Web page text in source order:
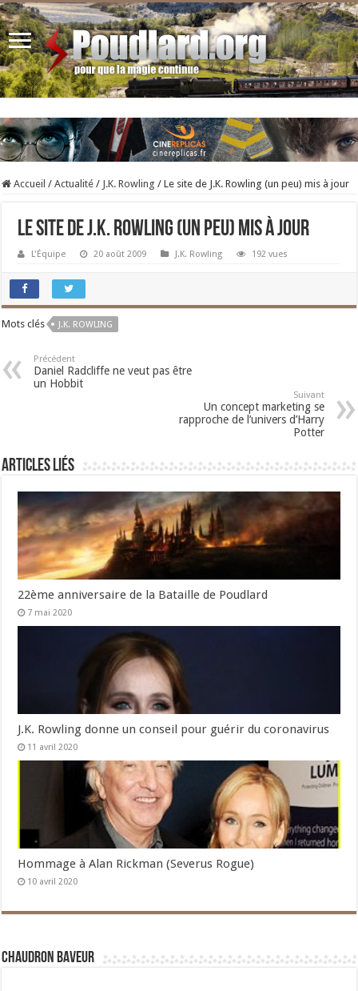
Accueil / Actualité / J.K. Rowling / Le site de J.K. Rowling (un peu) mis à jour
Le site de J.K. Rowling (un peu) mis à jour
L'Équipe 20 août 2009 J.K. Rowling 192 vues
Mots clés J.K. ROWLING
Précédent
Daniel Radcliffe ne veut pas être
un Hobbit
Suivant
Un concept marketing se
rapproche de l’univers d’Harry
Potter
Articles liés
22ème anniversaire de la Bataille de Poudlard
7 mai 2020
J.K. Rowling donne un conseil pour guérir du coronavirus
11 avril 2020
Hommage à Alan Rickman (Severus Rogue)
10 avril 2020
Chaudron Baveur